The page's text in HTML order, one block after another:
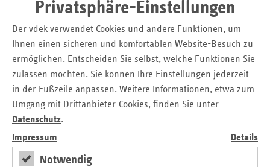
Privatsphäre-Einstellungen
Der vdek verwendet Cookies und andere Funktionen, um
Ihnen einen sicheren und komfortablen Website-Besuch zu
ermöglichen. Entscheiden Sie selbst, welche Funktionen Sie
zulassen möchten. Sie können Ihre Einstellungen jederzeit
in der Fußzeile anpassen. Weitere Informationen, etwa zum
Umgang mit Drittanbieter-Cookies, finden Sie unter
Datenschutz.
Impressum
Details
Notwendig
Steigerung der Gesundheitskompetenz
"Mit ALIVE wollen wir die gezielte Impfansprache in den
Arztpraxen fördern und die Gesundheitskompetenz älterer
Patienten in Bezug auf das Impfen verbessern. Die
niedergelassenen Ärztinnen und Ärzte beweisen jedes Jahr
in der Influenzasaison und nicht zuletzt durch die
millionenfachen Corona-Schutzimpfungen, dass sie
Grippesaison 2020/21 sind in den Praxen in Schleswig-
Holstein mehr als 557.000 Patientinnen und Patienten gegen